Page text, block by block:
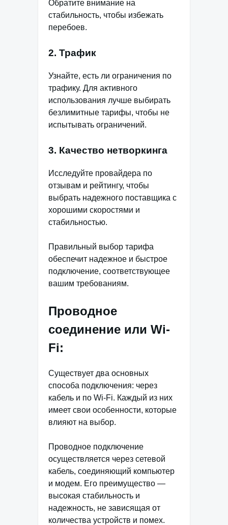
Обратите внимание на
стабильность, чтобы избежать
перебоев.
2. Трафик
Узнайте, есть ли ограничения по
трафику. Для активного
использования лучше выбирать
безлимитные тарифы, чтобы не
испытывать ограничений.
3. Качество нетворкинга
Исследуйте провайдера по
отзывам и рейтингу, чтобы
выбрать надежного поставщика с
хорошими скоростями и
стабильностью.
Правильный выбор тарифа
обеспечит надежное и быстрое
подключение, соответствующее
вашим требованиям.
Проводное
соединение или Wi-
Fi:
Существует два основных
способа подключения: через
кабель и по Wi-Fi. Каждый из них
имеет свои особенности, которые
влияют на выбор.
Проводное подключение
осуществляется через сетевой
кабель, соединяющий компьютер
и модем. Его преимущество —
высокая стабильность и
надежность, не зависящая от
количества устройств и помех.